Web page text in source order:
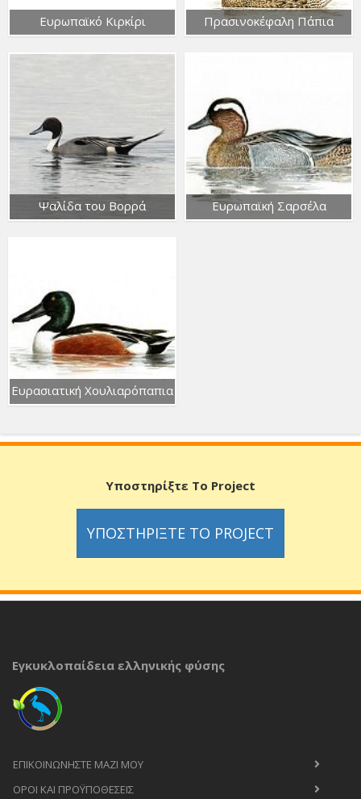
Ευρωπαϊκό Κιρκίρι Πρασινοκέφαλη Πάπια
Ψαλίδα του Βορρά Ευρωπαϊκή Σαρσέλα
Ευρασιατική Χουλιαρόπαπια
Υποστηρίξτε Το Project
ΥΠΟΣΤΗΡΊΞΤΕ ΤΟ PROJECT
Εγκυκλοπαίδεια ελληνικής φύσης
ΕΠΙΚΟΙΝΩΝΉΣΤΕ ΜΑΖΊ ΜΟΥ
ΟΡΟΙ ΚΑΙ ΠΡΟΫΠΟΘΈΣΕΙΣ